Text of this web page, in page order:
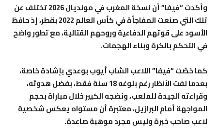
وأكدت “فيفا” أن نسخة المغرب في مونديال 2026 تختلف عن
تلك التي صنعت المفاجأة في كأس العالم 2022 بقطر، إذ حافظ
الأسود على قوتهم الدفاعية وروحهم القتالية، مع تطور واضح
في التحكم بالكرة وبناء الهجمات.
كما خصّت “فيفا” اللاعب الشاب أيوب بوعدي بإشادة خاصة،
بعدما لفت الأنظار رغم بلوغه 18 سنة فقط، بفضل هدوئه،
وقراءته الجيدة للملعب، ونضجه الكبير خلال مباراة بحجم
المواجهة أمام البرازيل، معتبرة أن مستواه يعكس شخصية
لاعب صاحب خبرة وليس مجرد موهبة صاعدة.